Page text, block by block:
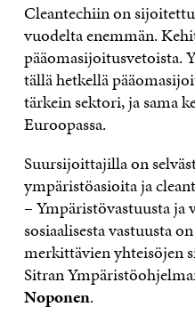
Cleantechiin on
vuodelta enemmän.
pääomasijoitusvetoista.
tällä hetkellä
tärkein sektori, ja sama
Euroopassa.
Suursijoittajilla on
ympäristöasioita ja
– Ympäristövastuusta ja
sosiaalisesta vastuusta
merkittävien yhteisöjen
Sitran
Noponen.